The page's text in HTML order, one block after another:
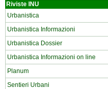
Riviste INU
Urbanistica
Urbanistica Informazioni
Urbanistica Dossier
Urbanistica Informazioni on line
Planum
Sentieri Urbani